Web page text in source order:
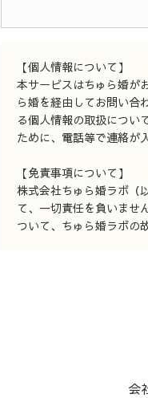
【個人情報について】
本サービスはちゅら婚が
ら婚を経由してお問い合
る個人情報の取扱につい
ために、電話等で連絡が
【免責事項について】
株式会社ちゅら婚ラボ（
て、一切責任を負いませ
ついて、ちゅら婚ラボの
会